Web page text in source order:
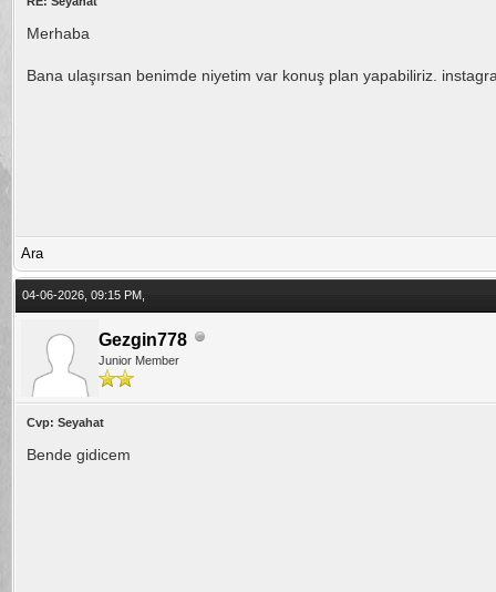
Merhaba
Bana ulaşırsan benimde niyetim var konuş plan yapabiliriz.
Ara
04-06-2026, 09:15 PM,
Gezgin778
Junior Member
Cvp: Seyahat
Bende gidicem